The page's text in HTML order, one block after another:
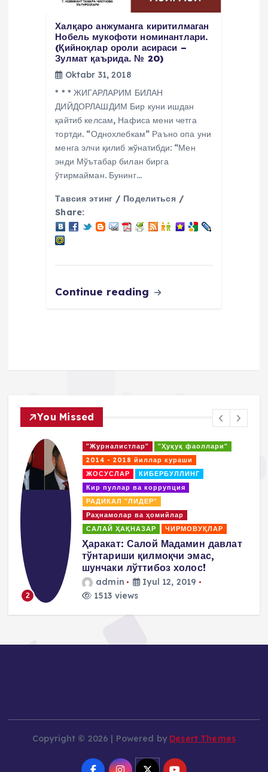
Халқаро анжуманга киритилмаган
Нобель мукофоти номинантлари.
(Қийноқлар ороли асираси –
Зулмат қаърида. № 20)
Oktabr 31, 2018
* * * ЖИГАРЛАРИМ БИЛАН
ДИЙДОРЛАШДИМ Бир куни ишдан
қайтиб келсам, Нафиса мени четга
тортди. “Однохлебкам” Раъно опа уни
менга элчи қилиб жўнатибди: “Мен
энди Мўътабар билан бирга
ўтирмайман. Бунинг…
Тавсия этинг / Поделиться /
Share:
Continue reading
You Missed
2
"Журналистлар"
"Ҳуқуқ фаоллари"
2014 - 2018 йиллар кураши
ЖОСУСЛАР
КИБЕРБУЛЛИНГ
Кир пуллар ва коррупция
РАДИКАЛ "ЛИДЕР"
Раҳнамолар ва ҳомийлар
САЛАЙ ҲАҚНАЗАР
ЧИРМОВУҚЛАР
Ҳаракат: Салой Мадамин давлат
тўнтариши қилмоқчи эмас,
шунчаки лўттибоз холос!
admin
Iyul 12, 2019
1513 views
Copyright © 2026 | Powered by Desert Themes